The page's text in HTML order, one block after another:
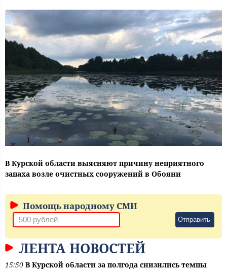
В Курской области выясняют причину неприятного
запаха возле очистных сооружений в Обояни
Помощь народному СМИ
Отправить
ЛЕНТА НОВОСТЕЙ
15:50 В Курской области за полгода снизились темпы